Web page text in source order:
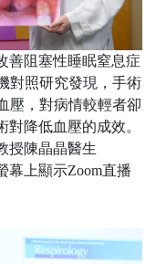
善阻塞性睡眠窒息症
對照研究發現，手術
壓，對病情較輕者卻
降低血壓的成效。
授陳晶晶醫生
幕上顯示Zoom直播